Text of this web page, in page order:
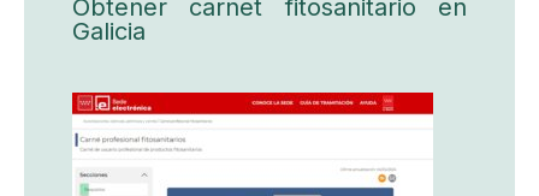
Obtener carnet fitosanitario en
Galicia